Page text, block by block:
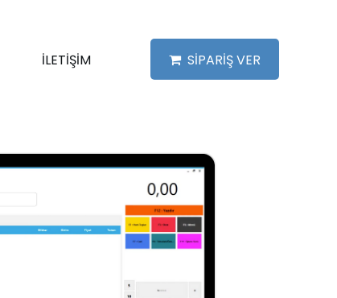
İLETİŞİM SİPARİŞ VER